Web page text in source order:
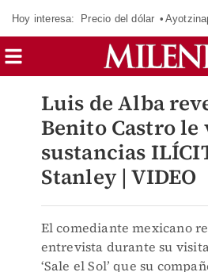
Hoy interesa: Precio del dólar
Luis de Alba
Benito Castro le
sustancias
Stanley | VIDEO
El comediante mexicano
entrevista durante su
‘Sale el Sol’ que su